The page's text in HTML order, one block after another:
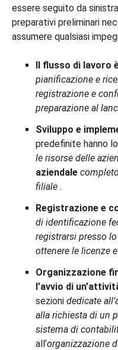
essere seguito da
preparativi preliminari
assumere qualsiasi
Il flusso di lavoro
pianificazione e
registrazione e
preparazione al
Sviluppo e
predefinite hanno
le risorse delle
aziendale completo
filiale .
Registrazione e
di identificazione
registrarsi presso
ottenere le licenze
Organizzazione
l’avvio di
sezioni dedicate
alla richiesta di un
sistema di
all’organizzazione